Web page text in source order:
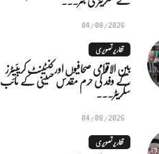
04/08/2026
تقاریر تصویری
بین الاقوامی صحافیوں اور کنٹینٹ کریئیٹرز
کے وفد کی حرم مقدس حسینی کے نائب
سکریٹر...
04/08/2026
تقاریر تصویری